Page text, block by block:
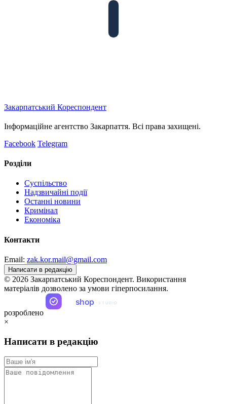
Закарпатський Кореспондент
Інформаційне агентство Закарпаття. Всі права захищені.
Facebook Telegram
Розділи
Суспільство
Надзвичайні події
Останні новини
Кримінал
Економіка
Контакти
Email: zak.kor.mail@gmail.com
Написати в редакцію
© 2026 Закарпатський Кореспондент. Використання
матеріалів дозволено за умови гіперпосилання.
розроблено
shop STUDIO
×
Написати в редакцію